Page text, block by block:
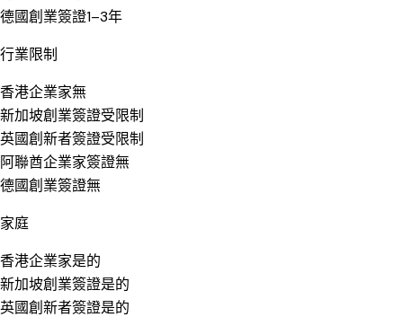
德國創業簽證1–3年
行業限制
香港企業家無
新加坡創業簽證受限制
英國創新者簽證受限制
阿聯酋企業家簽證無
德國創業簽證無
家庭
香港企業家是的
新加坡創業簽證是的
英國創新者簽證是的